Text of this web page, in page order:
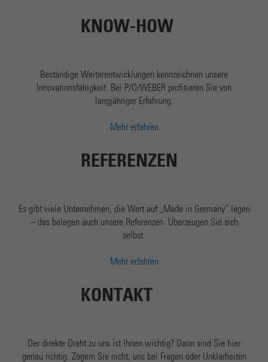
KNOW-HOW
Beständige Weiterentwicklungen kennzeichnen unsere
Innovationsfähigkeit. Bei P/O/WEBER profitieren Sie von
langjähriger Erfahrung.
Mehr erfahren
REFERENZEN
Es gibt viele Unternehmen, die Wert auf „Made in Germany“ legen
– das belegen auch unsere Referenzen. Überzeugen Sie sich
selbst.
Mehr erfahren
KONTAKT
Der direkte Draht zu uns ist Ihnen wichtig? Dann sind Sie hier
genau richtig. Zögern Sie nicht, uns bei Fragen oder Unklarheiten